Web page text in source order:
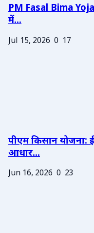
PM Fasal Bima
में...
Jul 15, 2026 0 17
पीएम किसान
आधार...
Jun 16, 2026 0 23